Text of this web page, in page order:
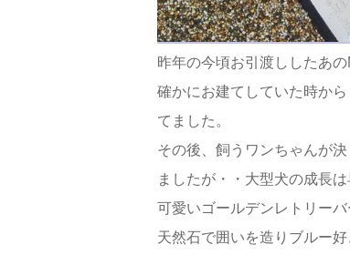
昨年の今頃お引渡ししたあ
確かにお建てしていた時か
てました。
その後、飼うワンちゃんが
ましたが・・大型犬の成長
可愛いゴールデンレトリー
天然石で囲いを造りブルー